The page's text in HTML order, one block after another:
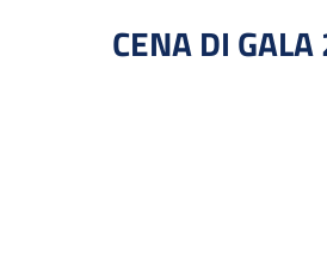
CENA DI